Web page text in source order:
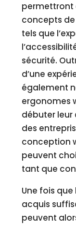
permettront
concepts
tels que
sécurité.
d’une
également
ergonomes
débuter leur
des
conception
peuvent
tant que
Une fois
acquis
peuvent